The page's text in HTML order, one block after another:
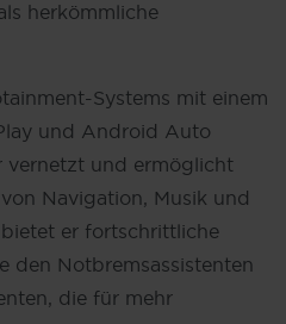
herkömmliche
Systems mit einem
und Android Auto
vernetzt und ermöglicht
Navigation, Musik und
er fortschrittliche
den Notbremsassistenten
die für mehr